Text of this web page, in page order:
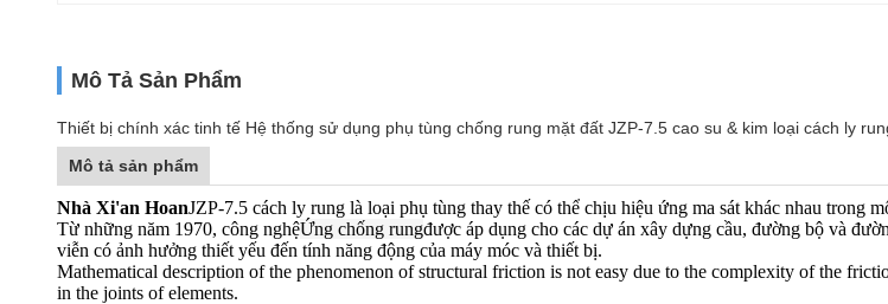
Mô Tả Sản Phẩm
Thiết bị chính xác tinh tế Hệ thống sử dụng phụ tùng chống rung mặt đất JZP-7.5 cao su & kim loại cách ly
Mô tả sản phẩm
Nhà Xi'an HoanJZP-7.5 cách ly rung là loại phụ tùng thay thế có thể chịu hiệu ứng ma sát khác nhau trong
Từ những năm 1970, công nghệỨng chống rungđược áp dụng cho các dự án xây dựng cầu, đường bộ và
viễn có ảnh hưởng thiết yếu đến tính năng động của máy móc và thiết bị.
Mathematical description of the phenomenon of structural friction is not easy due to the complexity of the
in the joints of elements.